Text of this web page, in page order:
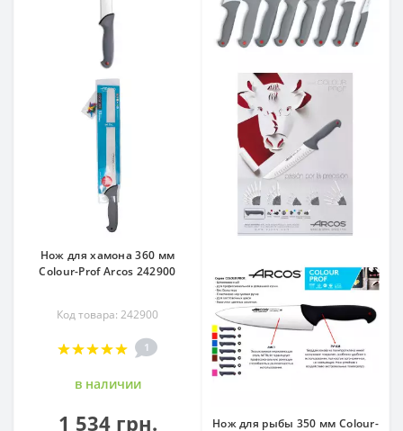
Нож для хамона 360 мм
Colour-Prof Arcos 242900
Код товара: 242900
1
в наличии
1 534 грн.
Нож для рыбы 350 мм Colour-